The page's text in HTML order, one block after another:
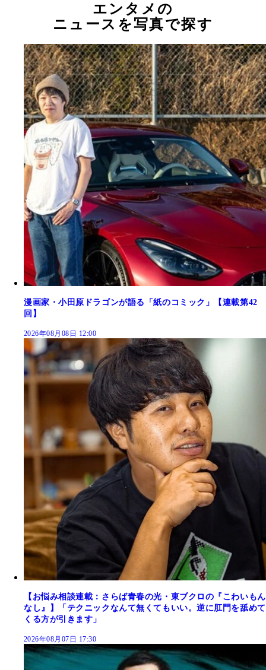
エンタメの
ニュースを写真で探す
漫画家・小田原ドラゴンが語る「紙のコミック」【連載第42
回】
2026年08月08日 12:00
【お悩み相談連載：さらば青春の光・東ブクロの『こわいもん
なし』】「テクニックなんて無くてもいい。逆に肛門を舐めて
くる方が引きます」
2026年08月07日 17:30